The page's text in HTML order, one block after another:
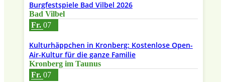
Burgfestspiele Bad Vilbel 2026
Bad Vilbel
Fr. 07
Kulturhäppchen in Kronberg: Kostenlose Open-
Air-Kultur für die ganze Familie
Kronberg im Taunus
Fr. 07